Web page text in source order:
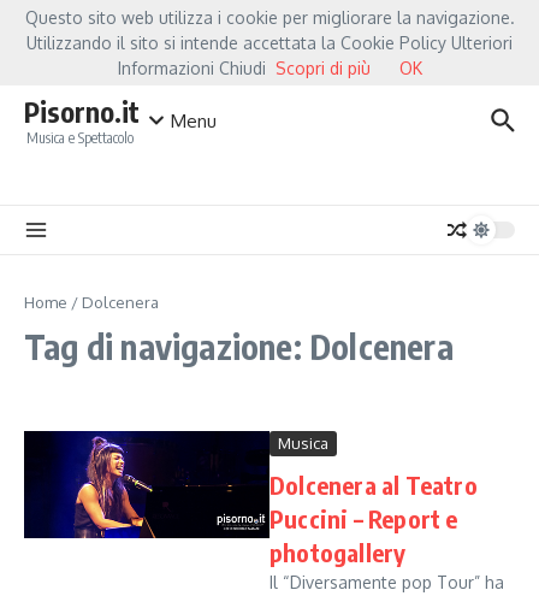
Salta al contenuto
Hot NewsFiorella Mannoia, a Capannori nasce “Anime Salve”: la data zero è
Pisorno.it
Musica e Spettacolo
Menu
Home / Dolcenera
Tag di navigazione: Dolcenera
Musica
Dolcenera al Teatro
Puccini – Report e
photogallery
Il “Diversamente pop Tour” ha
Questo sito web utilizza i cookie per migliorare la navigazione.
Utilizzando il sito si intende accettata la Cookie Policy Ulteriori
Informazioni Chiudi Scopri di più OK